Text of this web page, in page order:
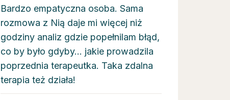
Bardzo empatyczna osoba. Sama
rozmowa z Nią daje mi więcej niż
godziny analiz gdzie popełnilam błąd,
co by było gdyby... jakie prowadzila
poprzednia terapeutka. Taka zdalna
terapia też działa!